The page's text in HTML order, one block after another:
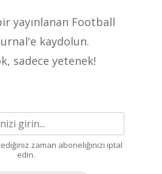
yayınlanan Football
kaydolun.
sadece yetenek!
zaman aboneliğinizi iptal
edin.